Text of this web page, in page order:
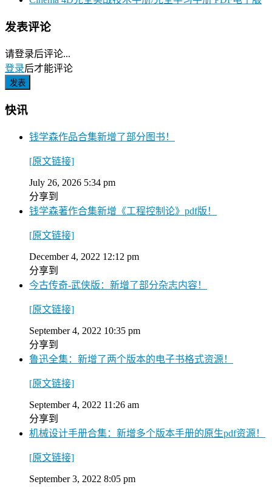
发表评论
请登录后评论...
登录后才能评论
快讯
钱学森作品合集新增了部分图书！
[原文链接]
July 26, 2026 5:34 pm
分享到
钱学森著作合集新增《工程控制论》pdf版！
[原文链接]
December 4, 2022 12:12 pm
分享到
今古传奇-武侠版：新增了部分杂志内容！
[原文链接]
September 4, 2022 10:35 pm
分享到
鲁迅全集：新增了两个版本的电子书格式资源！
[原文链接]
September 4, 2022 11:26 am
分享到
机械设计手册合集：新增多个版本手册的原生pdf资源！
[原文链接]
September 3, 2022 8:05 pm